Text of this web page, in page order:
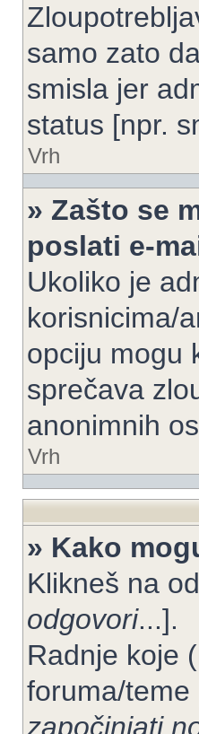
samo zato
smisla jer
status [npr.
Vrh
» Zašto se
poslati e-
Ukoliko je
korisnicima/
opciju mogu
sprečava
anonimnih
Vrh
» Kako
Klikneš na
odgovori...].
Radnje koje
foruma/teme
započinjati